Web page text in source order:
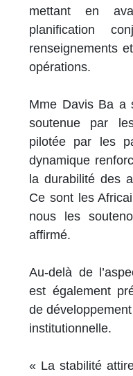
mettant en
planification
renseignements
opérations.
Mme Davis Ba a
soutenue par
pilotée par les
dynamique
la durabilité des
Ce sont les
nous les
affirmé.
Au-delà de
est également
de
institutionnelle.
« La stabilité